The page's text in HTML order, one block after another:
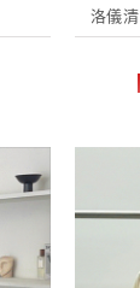
洛儀